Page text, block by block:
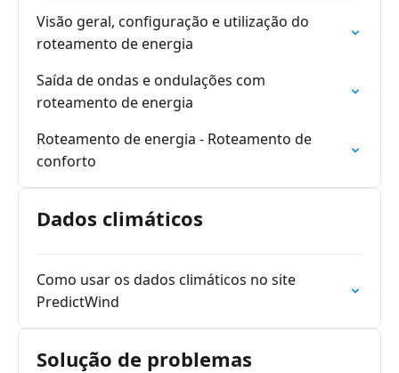
Visão geral, configuração e utilização do
roteamento de energia
Saída de ondas e ondulações com
roteamento de energia
Roteamento de energia - Roteamento de
conforto
Dados climáticos
Como usar os dados climáticos no site
PredictWind
Solução de problemas